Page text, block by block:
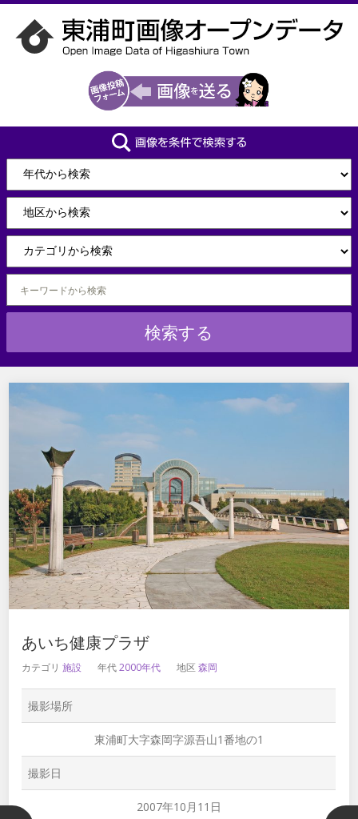
あいち健康プラザ
カテゴリ施設 年代2000年代 地区森岡
撮影場所
東浦町大字森岡字源吾山1番地の1
撮影日
2007年10月11日